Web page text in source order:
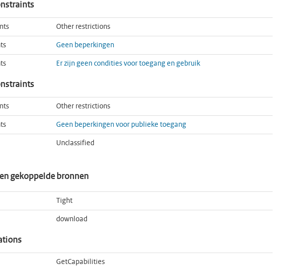
Other restrictions
Geen beperkingen
Er zijn geen condities voor toegang en gebruik
Other restrictions
Geen beperkingen voor publieke toegang
Unclassified
gekoppelde bronnen
Tight
download
GetCapabilities